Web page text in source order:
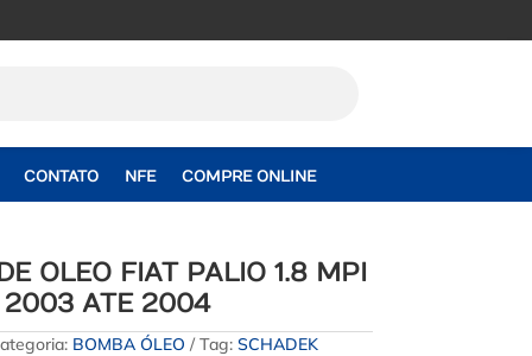
CONTATO NFE COMPRE ONLINE
OLEO FIAT PALIO 1.8 MPI
ATE 2004
BOMBA ÓLEO Tag: SCHADEK